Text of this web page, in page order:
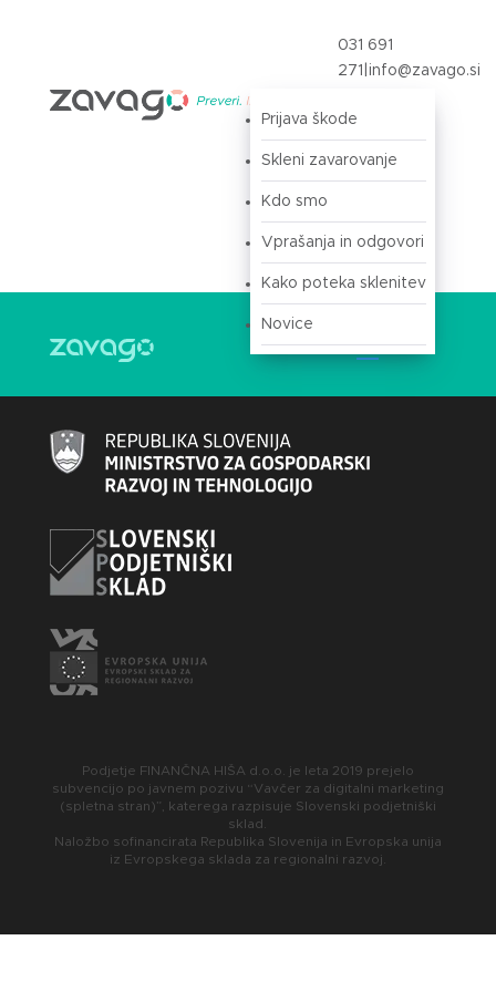
031 691
271 info@zavago.si
Prijava škode
Skleni zavarovanje
Kdo smo
Vprašanja in odgovori
Kako poteka sklenitev
Novice
Podjetje FINANČNA HIŠA d.o.o. je leta 2019 prejelo
subvencijo po javnem pozivu “Vavčer za digitalni marketing
(spletna stran)”, katerega razpisuje Slovenski podjetniški
sklad.
Naložbo sofinancirata Republika Slovenija in Evropska unija
iz Evropskega sklada za regionalni razvoj.